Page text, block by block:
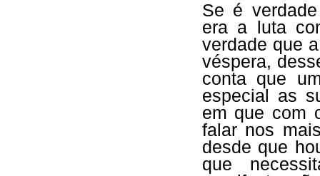
Se é
era a luta
verdade que
véspera,
conta que
especial as
em que com
falar nos
desde que
que